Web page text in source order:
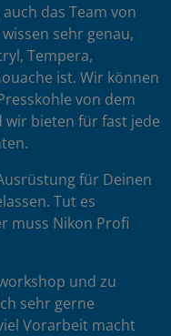
das Team von
sehr genau,
Tempera,
ist. Wir können
von dem
bieten für fast jede
für Deinen
Tut es
muss Nikon Profi
und zu
sehr gerne
Vorarbeit macht